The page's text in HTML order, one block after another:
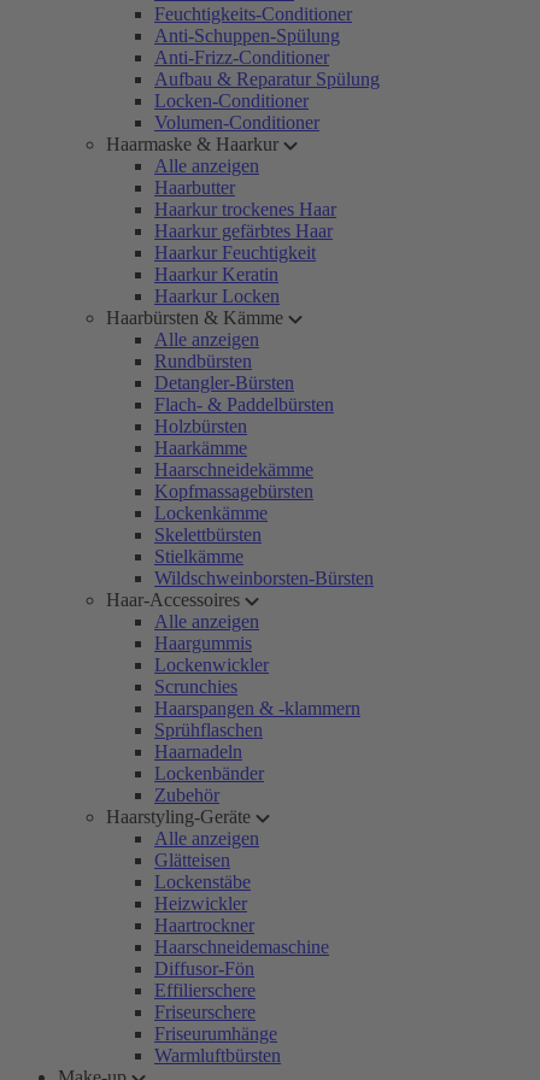
Feuchtigkeits-Conditioner
Anti-Schuppen-Spülung
Anti-Frizz-Conditioner
Aufbau & Reparatur Spülung
Locken-Conditioner
Volumen-Conditioner
Haarmaske & Haarkur
Alle anzeigen
Haarbutter
Haarkur trockenes Haar
Haarkur gefärbtes Haar
Haarkur Feuchtigkeit
Haarkur Keratin
Haarkur Locken
Haarbürsten & Kämme
Alle anzeigen
Rundbürsten
Detangler-Bürsten
Flach- & Paddelbürsten
Holzbürsten
Haarkämme
Haarschneidekämme
Kopfmassagebürsten
Lockenkämme
Skelettbürsten
Stielkämme
Wildschweinborsten-Bürsten
Haar-Accessoires
Alle anzeigen
Haargummis
Lockenwickler
Scrunchies
Haarspangen & -klammern
Sprühflaschen
Haarnadeln
Lockenbänder
Zubehör
Haarstyling-Geräte
Alle anzeigen
Glätteisen
Lockenstäbe
Heizwickler
Haartrockner
Haarschneidemaschine
Diffusor-Fön
Effilierschere
Friseurschere
Friseurumhänge
Warmluftbürsten